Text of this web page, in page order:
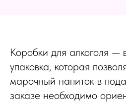
Коробки для алкоголя —
упаковка, которая
марочный напиток в
заказе необходимо